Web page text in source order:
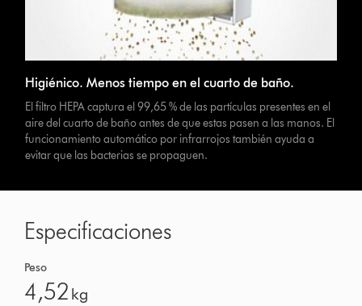
Higiénico. Menos tiempo en el cuarto de baño.
El filtro HEPA captura el 99,65 % de las partículas presentes en el
aire del cuarto de baño antes de que estas pasen a las manos. El
funcionamiento automático por infrarrojos también ayuda a
evitar que las bacterias se propaguen.
Especificaciones
Peso
4,52 kg